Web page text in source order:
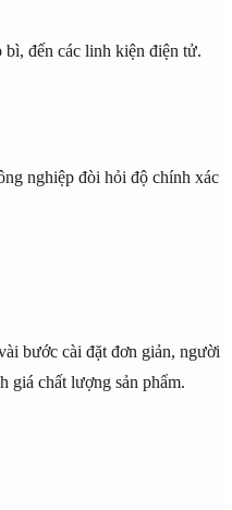
đến các linh kiện điện tử.
nghiệp đòi hỏi độ chính xác
bước cài đặt đơn giản, người
giá chất lượng sản phẩm.